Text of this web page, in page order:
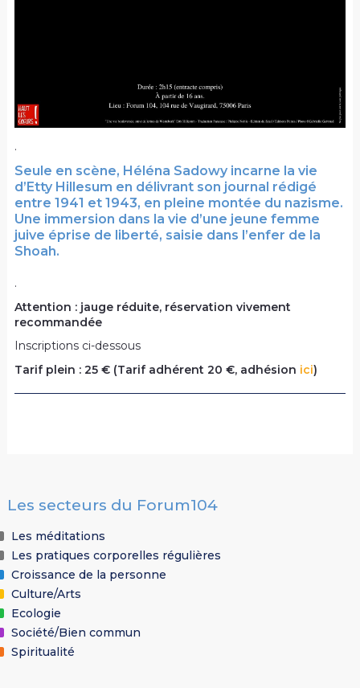
.
Seule en scène, Héléna Sadowy incarne la vie
d’Etty Hillesum en délivrant son journal rédigé
entre 1941 et 1943, en pleine montée du nazisme.
Une immersion dans la vie d’une jeune femme
juive éprise de liberté, saisie dans l’enfer de la
Shoah.
.
Attention : jauge réduite, réservation vivement
recommandée
Inscriptions ci-dessous
Tarif plein : 25 € (Tarif adhérent 20 €, adhésion ici)
Les secteurs du Forum104
Les méditations
Les pratiques corporelles régulières
Croissance de la personne
Culture/Arts
Ecologie
Société/Bien commun
Spiritualité